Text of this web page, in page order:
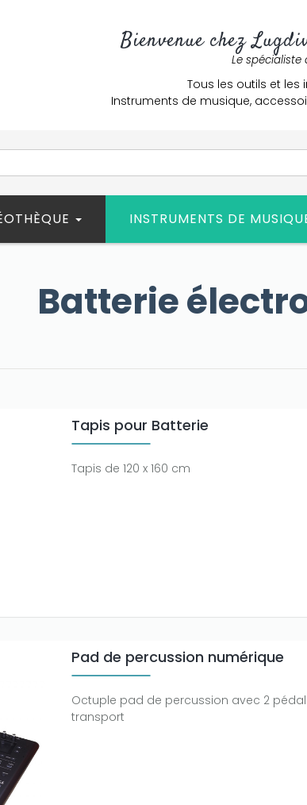
Bienvenue chez
Le
Tous les outils et les
Instruments de musique,
INSTRUMENTS DE
Batterie
Tapis pour Batterie
Tapis de 120 x 160 cm
Pad de percussion numérique
Octuple pad de percussion avec 2
transport